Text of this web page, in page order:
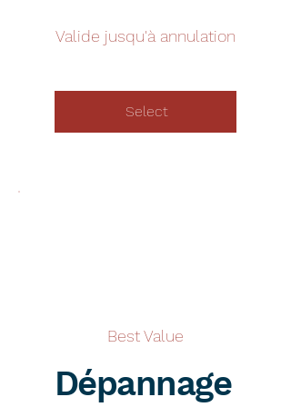
Valide jusqu'à annulation
Select
Best Value
Dépannage